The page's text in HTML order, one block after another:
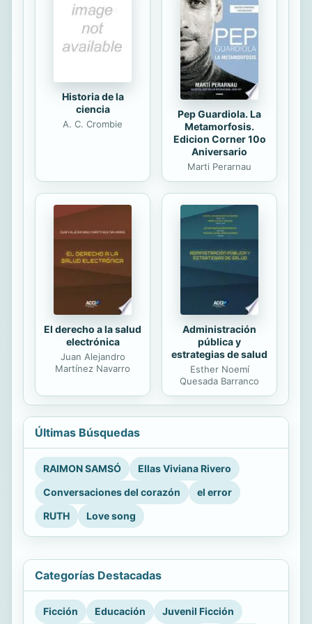
thankful to Lady Luck plus my
attitude, and character built at
childhood. Remember we have two
ears and one mouth, use them as
such. Guard your tongue,...
Historia de la
ciencia
A. C. Crombie
Pep Guardiola. La
Metamorfosis.
Edicion Corner 10o
Aniversario
Marti Perarnau
El derecho a la salud
electrónica
Juan Alejandro
Martínez Navarro
Administración
pública y
estrategias de salud
Esther Noemí
Quesada Barranco
Últimas Búsquedas
RAIMON SAMSÓ
Ellas Viviana Rivero
Conversaciones del corazón
el error
RUTH
Love song
Categorías Destacadas
Ficción Educación Juvenil Ficción